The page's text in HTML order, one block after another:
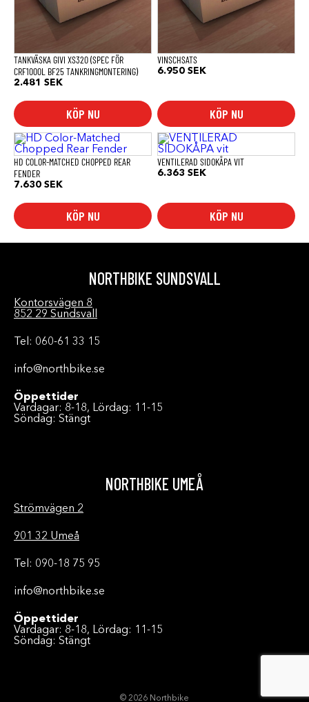
TANKVÄSKA GIVI XS320 (SPEC FÖR
CRF1000L BF25 TANKRINGMONTERING)
2.481 SEK
KÖP NU
VINSCHSATS
6.950 SEK
KÖP NU
HD COLOR-MATCHED CHOPPED REAR
FENDER
7.630 SEK
KÖP NU
VENTILERAD SIDOKÅPA VIT
6.363 SEK
KÖP NU
NORTHBIKE SUNDSVALL
Kontorsvägen 8
852 29 Sundsvall
Tel: 060-61 33 15
info@northbike.se
Öppettider
Vardagar: 8-18, Lördag: 11-15
Söndag: Stängt
NORTHBIKE UMEÅ
Strömvägen 2
901 32 Umeå
Tel: 090-18 75 95
info@northbike.se
Öppettider
Vardagar: 8-18, Lördag: 11-15
Söndag: Stängt
© 2026 Northbike